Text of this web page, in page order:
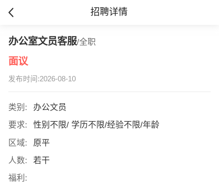
招聘详情
办公室文员客服/全职
面议
发布时间:2026-08-10
类别:
办公文员
要求:
性别不限/ 学历不限/经验不限/年龄
区域:
原平
人数:
若干
福利: